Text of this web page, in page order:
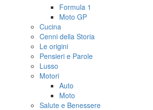
Formula 1
Moto GP
Cucina
Cenni della Storia
Le origini
Pensieri e Parole
Lusso
Motori
Auto
Moto
Salute e Benessere